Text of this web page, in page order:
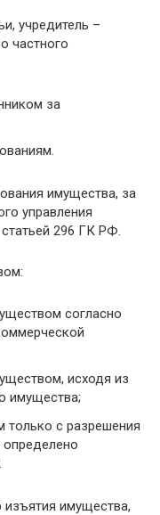
учредитель –
частного
за
имущества, за
управления
296 ГК РФ.
согласно
исходя из
имущества;
только с разрешения
определено
имущества,